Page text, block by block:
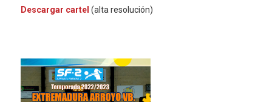
Descargar cartel (alta resolución)